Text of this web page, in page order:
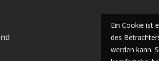
Ein Cookie ist
des
werden kann.